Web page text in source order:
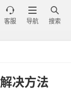

搜索

导航

客服
决方法